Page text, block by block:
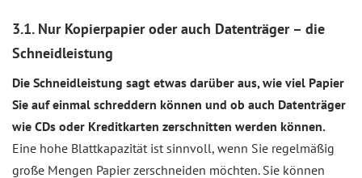
3.1. Nur Kopierpapier oder auch Datenträger – die
Schneidleistung
Die Schneidleistung sagt etwas darüber aus, wie viel Papier
Sie auf einmal schreddern können und ob auch Datenträger
wie CDs oder Kreditkarten zerschnitten werden können.
Eine hohe Blattkapazität ist sinnvoll, wenn Sie regelmäßig
große Mengen Papier zerschneiden möchten. Sie können